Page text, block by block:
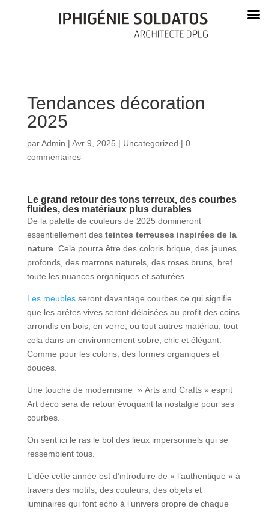
Tendances décoration
2025
parAdmin | Avr 9, 2025 | Uncategorized | 0
commentaires
Le grand retour des tons terreux, des courbes
fluides, des matériaux plus durables
De la palette de couleurs de 2025 domineront
essentiellement des teintes terreuses inspirées de la
nature. Cela pourra être des coloris brique, des jaunes
profonds, des marrons naturels, des roses bruns, bref
toute les nuances organiques et saturées.
Les meublesseront davantage courbes ce qui signifie
que les arêtes vives seront délaisées au profit des coins
arrondis en bois, en verre, ou tout autres matériau, tout
cela dans un environnement sobre, chic et élégant.
Comme pour les coloris, des formes organiques et
douces.
Une touche de modernisme » Arts and Crafts » esprit
Art déco sera de retour évoquant la nostalgie pour ses
courbes.
On sent ici le ras le bol des lieux impersonnels qui se
ressemblent tous.
L’idée cette année est d’introduire de « l’authentique » à
travers des motifs, des couleurs, des objets et
luminaires qui font echo à l’univers propre de chaque